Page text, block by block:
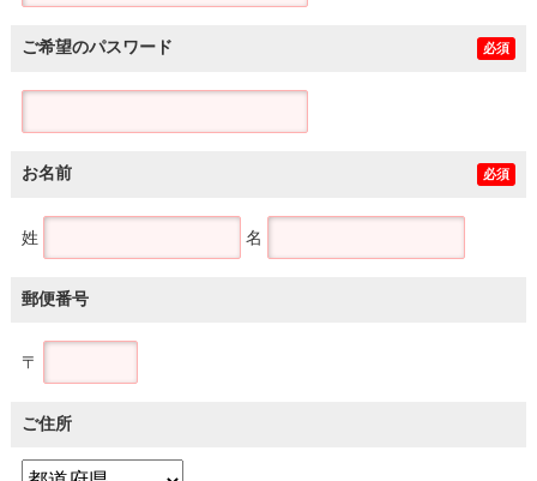
ご希望のパスワード 必須
お名前 必須
姓 名
郵便番号
〒
ご住所